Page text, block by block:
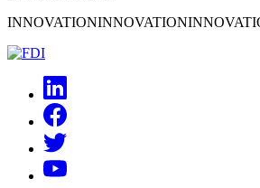
INNOVATIONINNOVATION